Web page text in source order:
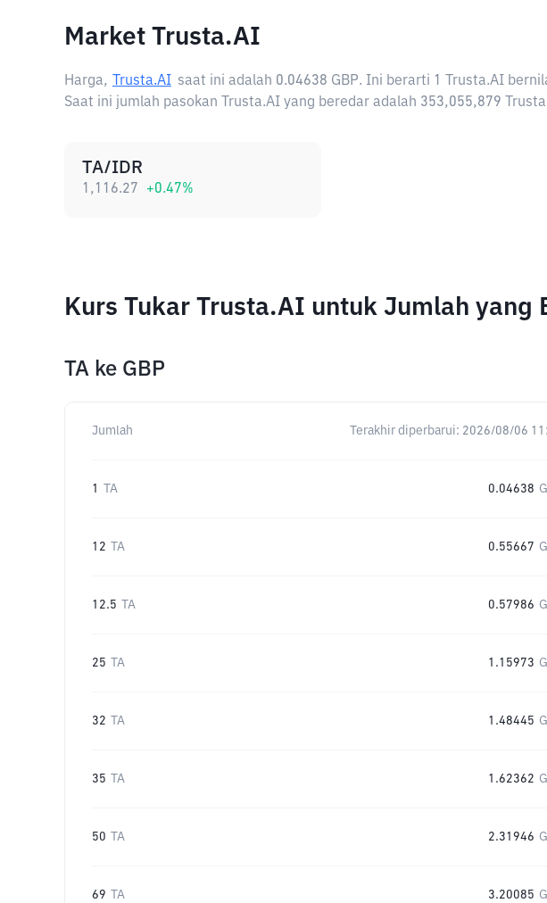
Market Trusta.AI
Harga, Trusta.AI saat ini adalah 0.04638 GBP. Ini berarti 1 Trusta.AI
Saat ini jumlah pasokan Trusta.AI yang beredar adalah 353,055,879
TA/IDR
1,116.27 +0.47%
Kurs Tukar Trusta.AI untuk Jumlah yang
TA ke GBP
Jumlah Terakhir diperbarui: 2026/08/06
1 TA 0.04638
12 TA 0.55667
12.5 TA 0.57986
25 TA 1.15973
32 TA 1.48445
35 TA 1.62362
50 TA 2.31946
69 TA 3.20085